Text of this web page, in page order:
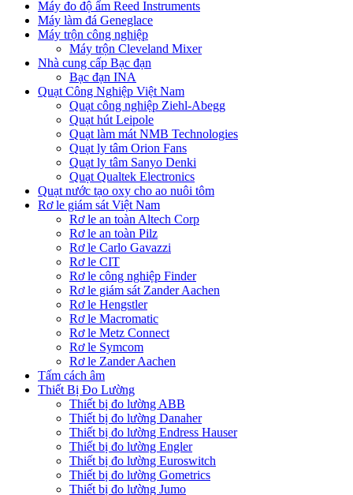
Máy đo độ ẩm Reed Instruments
Máy làm đá Geneglace
Máy trộn công nghiệp
Máy trộn Cleveland Mixer
Nhà cung cấp Bạc đạn
Bạc đạn INA
Quạt Công Nghiệp Việt Nam
Quạt công nghiệp Ziehl-Abegg
Quạt hút Leipole
Quạt làm mát NMB Technologies
Quạt ly tâm Orion Fans
Quạt ly tâm Sanyo Denki
Quạt Qualtek Electronics
Quạt nước tạo oxy cho ao nuôi tôm
Rơ le giám sát Việt Nam
Rơ le an toàn Altech Corp
Rơ le an toàn Pilz
Rơ le Carlo Gavazzi
Rơ le CIT
Rơ le công nghiệp Finder
Rơ le giám sát Zander Aachen
Rơ le Hengstler
Rơ le Macromatic
Rơ le Metz Connect
Rơ le Symcom
Rơ le Zander Aachen
Tấm cách âm
Thiết Bị Đo Lường
Thiết bị đo lường ABB
Thiết bị đo lường Danaher
Thiết bị đo lường Endress Hauser
Thiết bị đo lường Engler
Thiết bị đo lường Euroswitch
Thiết bị đo lường Gometrics
Thiết bị đo lường Jumo